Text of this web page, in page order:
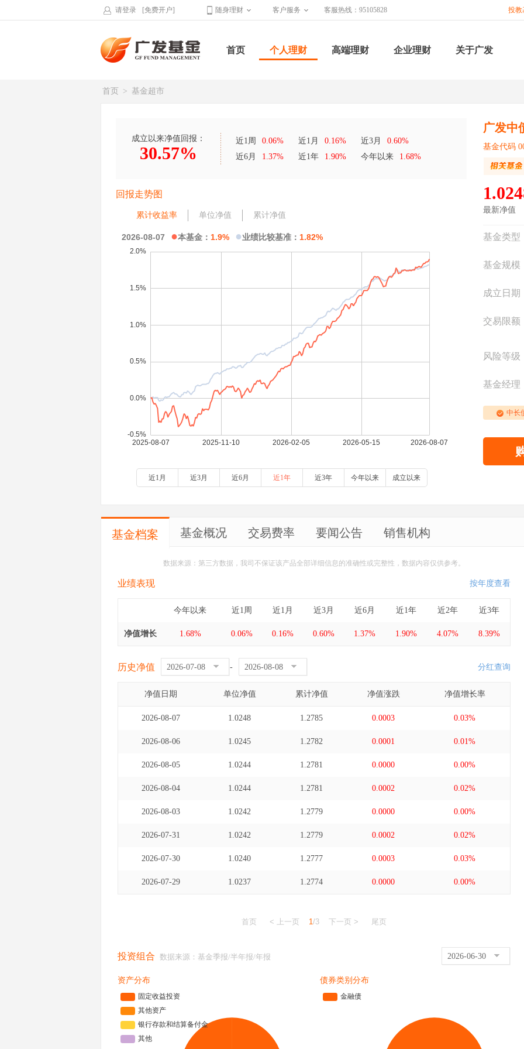
请登录 [免费开户] 随身理财 客户服务 客服热线：95105828 投教
首页 个人理财 高端理财 企业理财 关于广发
首页 > 基金超市
成立以来净值回报：
30.57%
近1周 0.06% 近1月 0.16% 近3月
0.60%
近6月
1.37% 近1年 1.90% 今年以来 1.68%
回报走势图
累计收益率 单位净值 累计净值
2026-08-07 ●本基金： 1.9% ●业绩比较基准： 1.82%
近1月 近3月 近6月 近1年 近3年 今年以来 成立以来
广发中
基金代码
最新净值
基金类型
基金规模
成立日期
交易限额
风险等级
基金经理
中长
基金档案 基金概况 交易费率 要闻公告 销售机构
数据来源：第三方数据，我司不保证该产品全部详细信息的准确性或完整性，数据内容仅供参考。
业绩表现 按年度查看
今年以来 近1周 近1月 近3月 近6月 近1年 近2年 近3年
净值增长 1.68% 0.06% 0.16% 0.60% 1.37% 1.90% 4.07% 8.39%
历史净值 - 分红查询
净值日期 单位净值 累计净值 净值涨跌 净值增长率
2026-08-07 1.0248 1.2785 0.0003 0.03%
2026-08-06 1.0245 1.2782 0.0001 0.01%
2026-08-05 1.0244 1.2781 0.0000 0.00%
2026-08-04 1.0244 1.2781 0.0002 0.02%
2026-08-03 1.0242 1.2779 0.0000 0.00%
2026-07-31 1.0242 1.2779 0.0002 0.02%
2026-07-30 1.0240 1.2777 0.0003 0.03%
2026-07-29 1.0237 1.2774 0.0000 0.00%
首页 < 上一页 1/3 下一页 > 尾页
投资组合 数据来源：基金季报/半年报/年报 2026-06-30
资产分布 债券类别分布